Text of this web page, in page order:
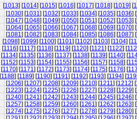
[1013] [1014] [1015] [1016] [1017] [1018] [1019] [
[1030] [1031] [1032] [1033] [1034] [1035] [1036] [
[1047] [1048] [1049] [1050] [1051] [1052] [1053] [
[1064] [1065] [1066] [1067] [1068] [1069] [1070] [
[1081] [1082] [1083] [1084] [1085] [1086] [1087] [
[1098] [1099] [1100] [1101] [1102] [1103] [1104] [
[1116] [1117] [1118] [1119] [1120] [1121] [1122] [
[1134] [1135] [1136] [1137] [1138] [1139] [1140] [
[1152] [1153] [1154] [1155] [1156] [1157] [1158] [
[1170] [1171] [1172] [1173] [1174] [1175] [1176] [
[1188] [1189] [1190] [1191] [1192] [1193] [1194] [
[1206] [1207] [1208] [1209] [1210] [1211] [1212] [
[1223] [1224] [1225] [1226] [1227] [1228] [1229] [
[1240] [1241] [1242] [1243] [1244] [1245] [1246] [
[1257] [1258] [1259] [1260] [1261] [1262] [1263] [
[1274] [1275] [1276] [1277] [1278] [1279] [1280] [